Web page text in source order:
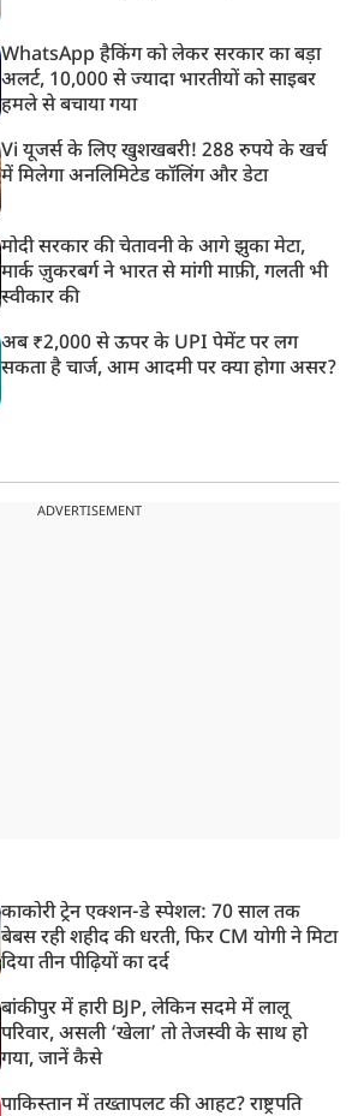
WhatsApp हैकिंग को लेकर सरकार का बड़ा
अलर्ट, 10,000 से ज्यादा भारतीयों को साइबर
हमले से बचाया गया
Vi यूजर्स के लिए खुशखबरी! 288 रुपये के खर्च
में मिलेगा अनलिमिटेड कॉलिंग और डेटा
मोदी सरकार की चेतावनी के आगे झुका मेटा,
मार्क ज़ुकरबर्ग ने भारत से मांगी माफ़ी, गलती भी
स्वीकार की
अब ₹2,000 से ऊपर के UPI पेमेंट पर लग
सकता है चार्ज, आम आदमी पर क्या होगा असर?
ADVERTISEMENT
काकोरी ट्रेन एक्शन-डे स्पेशल: 70 साल तक
बेबस रही शहीद की धरती, फिर CM योगी ने मिटा
दिया तीन पीढ़ियों का दर्द
बांकीपुर में हारी BJP, लेकिन सदमे में लालू
परिवार, असली ‘खेला’ तो तेजस्वी के साथ हो
गया, जानें कैसे
पाकिस्तान में तख्तापलट की आहट? राष्ट्रपति